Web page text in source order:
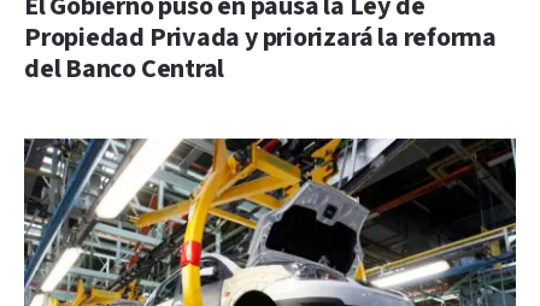
Propiedad Privada y priorizará la reforma
del Banco Central